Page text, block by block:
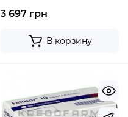
3 697 грн
В корзину